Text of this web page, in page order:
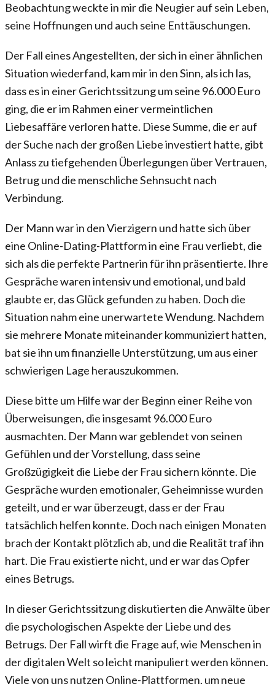
Beobachtung weckte in mir die Neugier auf sein Leben,
seine Hoffnungen und auch seine Enttäuschungen.
Der Fall eines Angestellten, der sich in einer ähnlichen
Situation wiederfand, kam mir in den Sinn, als ich las,
dass es in einer Gerichtssitzung um seine 96.000 Euro
ging, die er im Rahmen einer vermeintlichen
Liebesaffäre verloren hatte. Diese Summe, die er auf
der Suche nach der großen Liebe investiert hatte, gibt
Anlass zu tiefgehenden Überlegungen über Vertrauen,
Betrug und die menschliche Sehnsucht nach
Verbindung.
Der Mann war in den Vierzigern und hatte sich über
eine Online-Dating-Plattform in eine Frau verliebt, die
sich als die perfekte Partnerin für ihn präsentierte. Ihre
Gespräche waren intensiv und emotional, und bald
glaubte er, das Glück gefunden zu haben. Doch die
Situation nahm eine unerwartete Wendung. Nachdem
sie mehrere Monate miteinander kommuniziert hatten,
bat sie ihn um finanzielle Unterstützung, um aus einer
schwierigen Lage herauszukommen.
Diese bitte um Hilfe war der Beginn einer Reihe von
Überweisungen, die insgesamt 96.000 Euro
ausmachten. Der Mann war geblendet von seinen
Gefühlen und der Vorstellung, dass seine
Großzügigkeit die Liebe der Frau sichern könnte. Die
Gespräche wurden emotionaler, Geheimnisse wurden
geteilt, und er war überzeugt, dass er der Frau
tatsächlich helfen konnte. Doch nach einigen Monaten
brach der Kontakt plötzlich ab, und die Realität traf ihn
hart. Die Frau existierte nicht, und er war das Opfer
eines Betrugs.
In dieser Gerichtssitzung diskutierten die Anwälte über
die psychologischen Aspekte der Liebe und des
Betrugs. Der Fall wirft die Frage auf, wie Menschen in
der digitalen Welt so leicht manipuliert werden können.
Viele von uns nutzen Online-Plattformen, um neue